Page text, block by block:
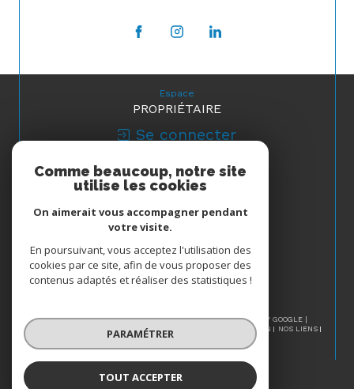
Espace
PROPRIÉTAIRE
Se connecter
Nous
ADHÉRONS
© 2026 | TOUS DROITS RÉSERVÉS | TRADUCTION POWERED BY GOOGLE |
PLAN DU SITE ADMIN
NOS LIENS
POLITIQUE RGPD
Comme beaucoup, notre site
utilise les cookies
On aimerait vous accompagner pendant
votre visite.
En poursuivant, vous acceptez l'utilisation des
cookies par ce site, afin de vous proposer des
contenus adaptés et réaliser des statistiques !
PARAMÉTRER
TOUT ACCEPTER